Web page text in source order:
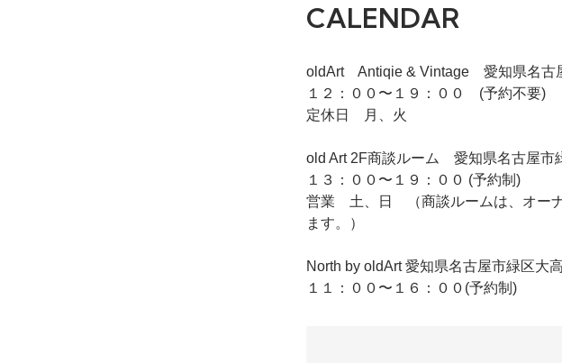
CALENDAR
oldArt Antiqie & Vintage 愛知県名古
１２：００〜１９：００ (予約不要)
定休日 月、火
old Art 2F商談ルーム 愛知県名古屋市
１３：００〜１９：００ (予約制)
営業 土、日 （商談ルームは、オーナ
ます。）
North by oldArt 愛知県名古屋市緑区
１１：００〜１６：００(予約制)